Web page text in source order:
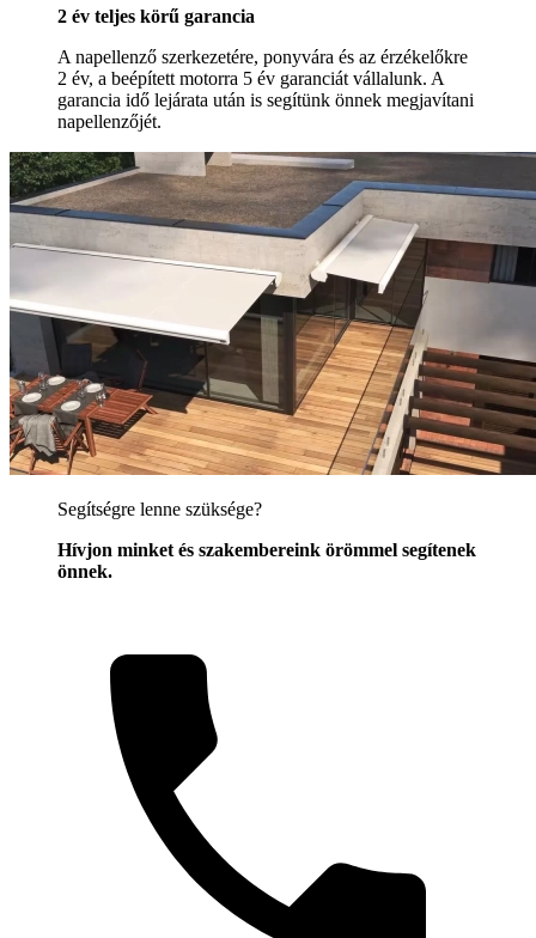
2 év teljes körű garancia
A napellenző szerkezetére, ponyvára és az érzékelőkre
2 év, a beépített motorra 5 év garanciát vállalunk. A
garancia idő lejárata után is segítünk önnek megjavítani
napellenzőjét.
Segítségre lenne szüksége?
Hívjon minket és szakembereink örömmel segítenek
önnek.